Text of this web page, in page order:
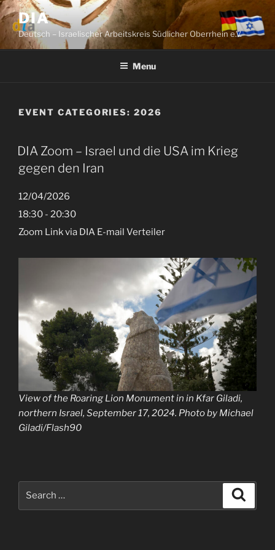
Skip
to
content
DIA
Deutsch – Israelischer Arbeitskreis Südlicher Oberrhein e.V.
Menu
EVENT CATEGORIES:2026
DIA Zoom – Israel und die USA im Krieg
gegen den Iran
12/04/2026
18:30 - 20:30
Zoom Link via DIA E-mail Verteiler
View of the Roaring Lion Monument in in Kfar Giladi,
northern Israel, September 17, 2024. Photo by Michael
Giladi/Flash90